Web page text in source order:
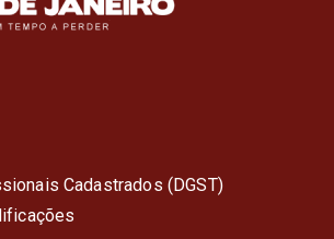
Cadastrados (DGST)